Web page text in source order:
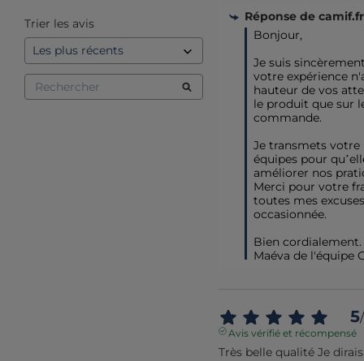
Trier les avis Réponse de camif.fr
Bonjour,
Je suis
votre expérience
hauteur de vos
le produit que sur
commande.
Je transmets votre
équipes pour
améliorer nos
Merci pour votre
toutes mes
occasionnée.
Bien cordialement.
Maéva de l'équipe
5/
Avis vérifié et récompensé
Très belle qualité Je